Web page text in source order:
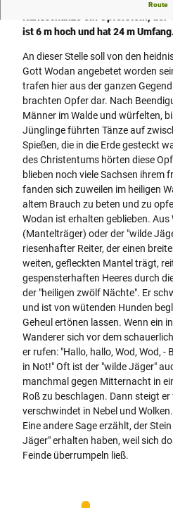
Route
ist 6 m hoch und hat 24 m
An dieser Stelle soll von den
Gott Wodan angebetet worden
trafen hier aus der ganzen
brachten Opfer dar. Nach
Männer im Walde und würfelten,
Jünglinge führten Tänze auf
Spießen, die in die Erde gesteckt
des Christentums hörten diese
blieben noch viele Sachsen ihrem
fanden sich zuweilen im heiligen
altem Brauch zu beten und zu
Wodan ist erhalten geblieben.
(Mantelträger) oder der "wilde
riesenhafter Reiter, der einen
weiten, gefleckten Mantel trägt,
gespensterhaften Heeres durch
der "heiligen zwölf Nächte". Er
und ist von wütenden Hunden
Geheul ertönen lassen. Wenn ein
Wanderer sich vor dem
er rufen: "Hallo, hallo, Wod, Wod, -
in Not!" Oft ist der "wilde Jäger"
manchmal gegen Mitternacht in
Roß zu beschlagen. Dann steigt
verschwindet in Nebel und Wolken.
Eine andere Sage erzählt, der
Jäger" erhalten haben, weil sich
Feinde überrumpeln ließ.